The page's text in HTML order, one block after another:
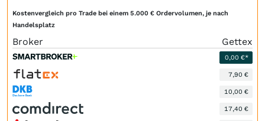
Kostenvergleich pro Trade bei einem 5.000 € Ordervolumen, je nach
Handelsplatz
Broker Gettex
0,00 €*
7,90 €
10,00 €
17,40 €